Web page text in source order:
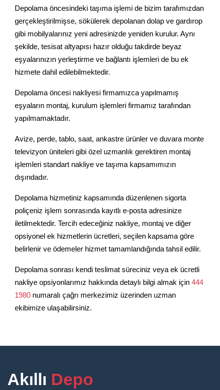
Depolama öncesindeki taşıma işlemi de bizim tarafımızdan
gerçekleştirilmişse, sökülerek depolanan dolap ve gardırop
gibi mobilyalarınız yeni adresinizde yeniden kurulur. Aynı
şekilde, tesisat altyapısı hazır olduğu takdirde beyaz
eşyalarınızın yerleştirme ve bağlantı işlemleri de bu ek
hizmete dahil edilebilmektedir.
Depolama öncesi nakliyesi firmamızca yapılmamış
eşyaların montaj, kurulum işlemleri firmamız tarafından
yapılmamaktadır.
Avize, perde, tablo, saat, ankastre ürünler ve duvara monte
televizyon üniteleri gibi özel uzmanlık gerektiren montaj
işlemleri standart nakliye ve taşıma kapsamımızın
dışındadır.
Depolama hizmetiniz kapsamında düzenlenen sigorta
poliçeniz işlem sonrasında kayıtlı e-posta adresinize
iletilmektedir. Tercih edeceğiniz nakliye, montaj ve diğer
opsiyonel ek hizmetlerin ücretleri, seçilen kapsama göre
belirlenir ve ödemeler hizmet tamamlandığında tahsil edilir.
Depolama sonrası kendi teslimat süreciniz veya ek ücretli
nakliye opsiyonlarımız hakkında detaylı bilgi almak için 444
1980 numaralı çağrı merkezimiz üzerinden uzman
ekibimize ulaşabilirsiniz.
Akıllı Depo